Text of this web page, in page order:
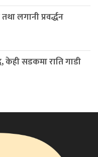
लगानी प्रवर्द्धन
केही सडकमा राति गाडी